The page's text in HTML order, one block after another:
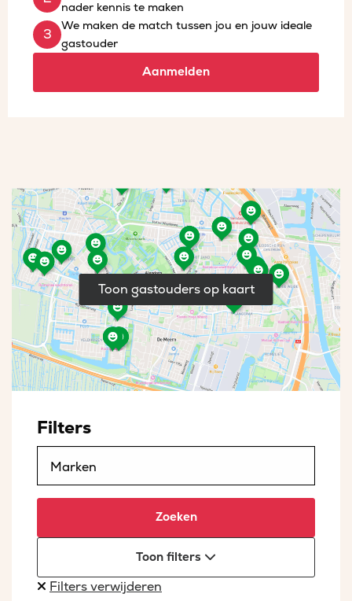
nader kennis te maken
We maken de match tussen jou en jouw ideale
gastouder
Aanmelden
Toon gastouders op kaart
Filters
Zoeken
Toon filters
Filters verwijderen